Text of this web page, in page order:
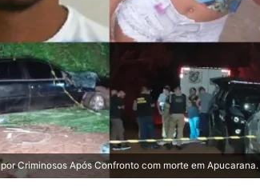
Criminosos Após Confronto com morte em